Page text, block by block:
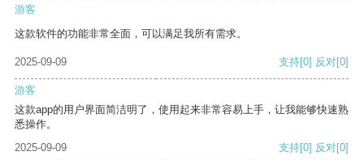
游客
这款软件的功能非常全面，可以满足我所有需求。
2025-09-09 支持[0] 反对[0]
游客
这款app的用户界面简洁明了，使用起来非常容易上手，让我能够快速熟
悉操作。
2025-09-09
支持[0] 反对[0]